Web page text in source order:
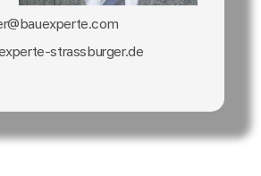
strassburger.de